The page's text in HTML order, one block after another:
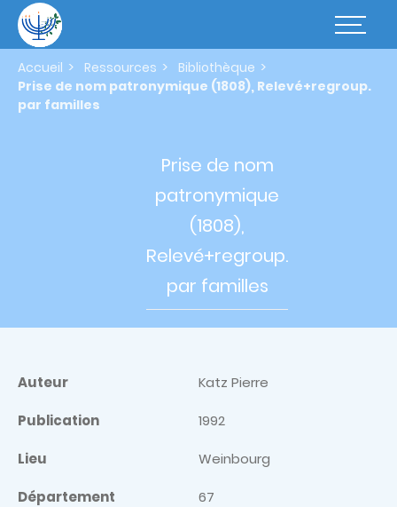
contenu
principal
Basculer
Accueil Ressources
Bibliothèque
Prise de nom patronymique (1808), Relevé+regroup.
par familles
Prise de nom
patronymique
(1808),
Relevé+regroup.
par familles
Auteur Katz Pierre
Publication 1992
Lieu Weinbourg
Département 67